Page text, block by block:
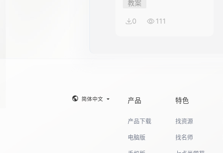
教案
0 111
简体中文 产品
产品下载
电脑版
特色
找资源
找名师